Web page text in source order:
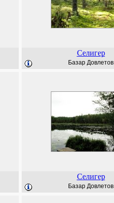
Селигер
Базар Довлетов
Селигер
Базар Довлетов